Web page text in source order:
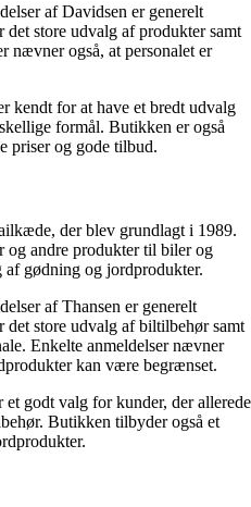
af Davidsen er generelt
store udvalg af produkter samt
nævner også, at personalet er
kendt for at have et bredt udvalg
formål. Butikken er også
priser og gode tilbud.
der blev grundlagt i 1989.
og andre produkter til biler og
af gødning og jordprodukter.
af Thansen er generelt
store udvalg af biltilbehør samt
Enkelte anmeldelser nævner
kan være begrænset.
et godt valg for kunder, der allerede
Butikken tilbyder også et